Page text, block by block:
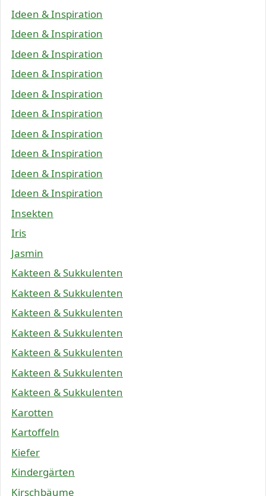
Ideen & Inspiration
Ideen & Inspiration
Ideen & Inspiration
Ideen & Inspiration
Ideen & Inspiration
Ideen & Inspiration
Ideen & Inspiration
Ideen & Inspiration
Ideen & Inspiration
Ideen & Inspiration
Insekten
Iris
Jasmin
Kakteen & Sukkulenten
Kakteen & Sukkulenten
Kakteen & Sukkulenten
Kakteen & Sukkulenten
Kakteen & Sukkulenten
Kakteen & Sukkulenten
Kakteen & Sukkulenten
Karotten
Kartoffeln
Kiefer
Kindergärten
Kirschbäume